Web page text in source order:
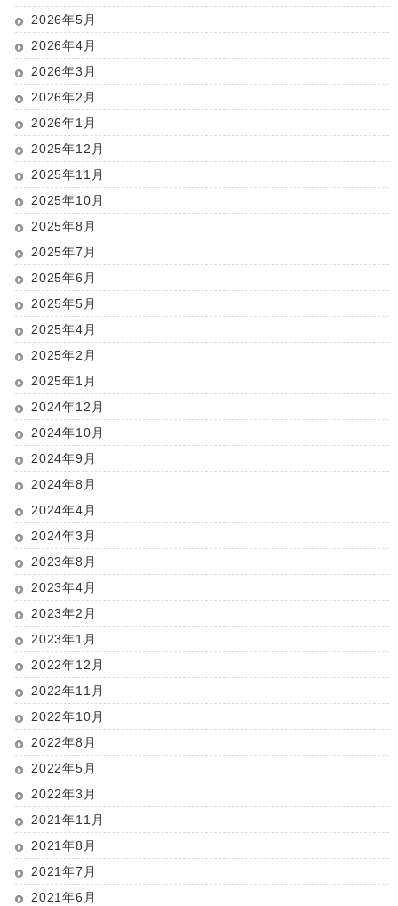
2026年5月
2026年4月
2026年3月
2026年2月
2026年1月
2025年12月
2025年11月
2025年10月
2025年8月
2025年7月
2025年6月
2025年5月
2025年4月
2025年2月
2025年1月
2024年12月
2024年10月
2024年9月
2024年8月
2024年4月
2024年3月
2023年8月
2023年4月
2023年2月
2023年1月
2022年12月
2022年11月
2022年10月
2022年8月
2022年5月
2022年3月
2021年11月
2021年8月
2021年7月
2021年6月